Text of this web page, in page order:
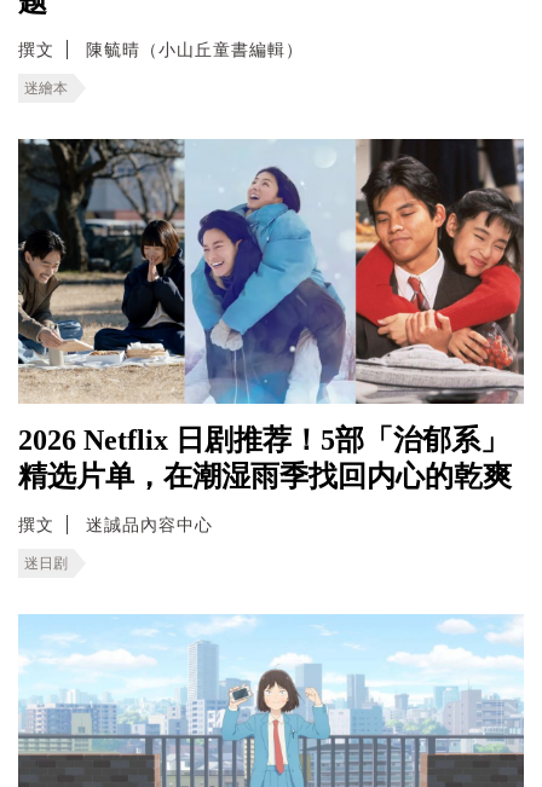
撰文 陳毓晴（小山丘童書編輯）
迷繪本
2026 Netflix 日剧推荐！5部「治郁系」
精选片单，在潮湿雨季找回内心的乾爽
撰文 迷誠品內容中心
迷日剧